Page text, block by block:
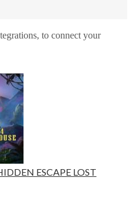
to connect your
ESCAPE LOST